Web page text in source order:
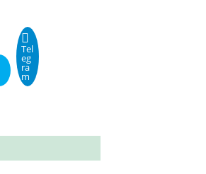
Tel
eg
ra
m